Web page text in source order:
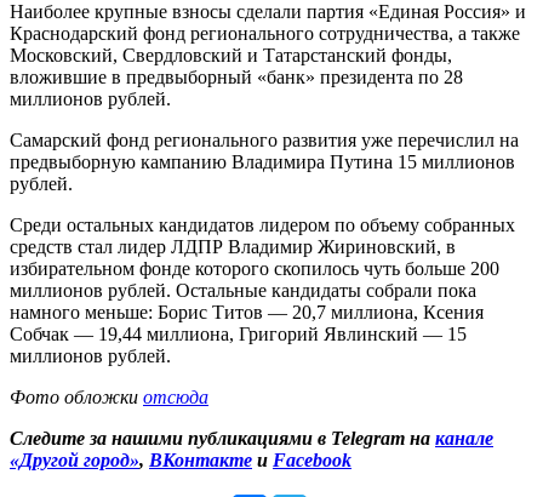
Наиболее крупные взносы сделали партия «Единая Россия» и
Краснодарский фонд регионального сотрудничества, а также
Московский, Свердловский и Татарстанский фонды,
вложившие в предвыборный «банк» президента по 28
миллионов рублей.
Самарский фонд регионального развития уже перечислил на
предвыборную кампанию Владимира Путина 15 миллионов
рублей.
Среди остальных кандидатов лидером по объему собранных
средств стал лидер ЛДПР Владимир Жириновский, в
избирательном фонде которого скопилось чуть больше 200
миллионов рублей. Остальные кандидаты собрали пока
намного меньше: Борис Титов — 20,7 миллиона, Ксения
Собчак — 19,44 миллиона, Григорий Явлинский — 15
миллионов рублей.
Фото обложки отсюда
Следите за нашими публикациями в Telegram на канале
«Другой город», ВКонтакте и Facebook